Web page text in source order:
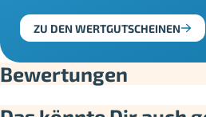
ZU DEN WERTGUTSCHEINEN
Bewertungen